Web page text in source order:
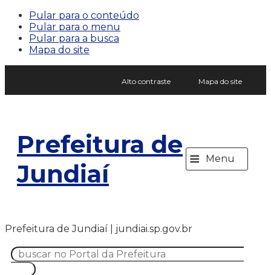
Pular para o conteúdo
Pular para o menu
Pular para a busca
Mapa do site
Alto contraste Mapa do site
Prefeitura de
Jundiaí
≡ Menu
Prefeitura de Jundiaí | jundiai.sp.gov.br